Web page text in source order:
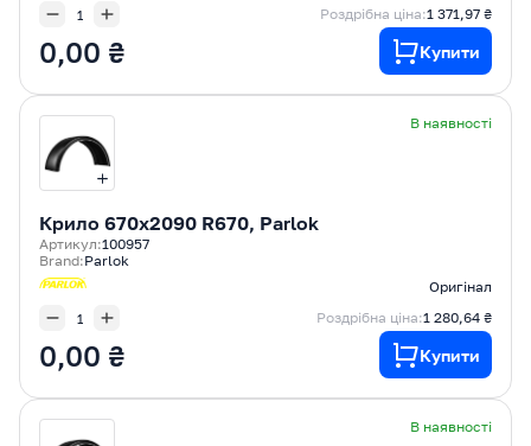
Роздрібна ціна:1 371,97 ₴
0,00 ₴ Купити
В наявності
Крилo 670x2090 R670, Parlok
Артикул:100957
Brand:Parlok
Оригінал
Роздрібна ціна:1 280,64 ₴
0,00 ₴ Купити
В наявності